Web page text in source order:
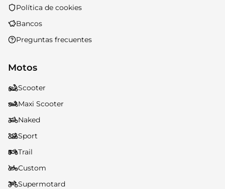
Política de cookies
Bancos
Preguntas frecuentes
Motos
Scooter
Maxi Scooter
Naked
Sport
Trail
Custom
Supermotard